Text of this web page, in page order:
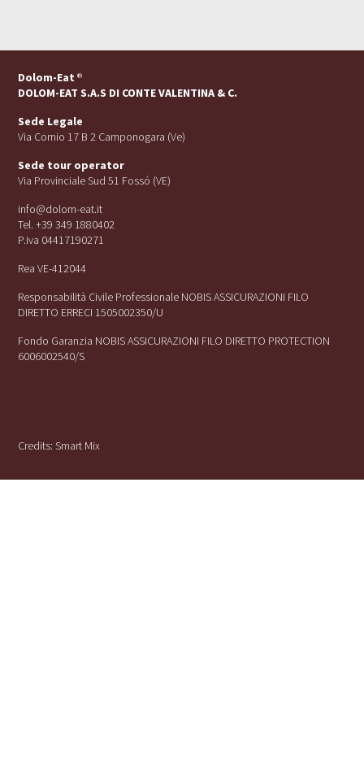
Dolom-Eat ®
DOLOM-EAT S.A.S DI CONTE VALENTINA & C.
Sede Legale
Via Cornio 17 B 2 Camponogara (Ve)
Sede tour operator
Via Provinciale Sud 51 Fossó (VE)
info@dolom-eat.it
Tel. +39 349 1880402
P.iva 04417190271
Rea VE-412044
Responsabilità Civile Professionale NOBIS ASSICURAZIONI FILO
DIRETTO ERRECI 1505002350/U
Fondo Garanzia NOBIS ASSICURAZIONI FILO DIRETTO PROTECTION
6006002540/S
Credits:Smart Mix